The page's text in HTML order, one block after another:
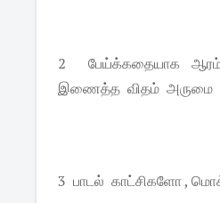
2 பேய்க்கதையாக
இணைத்த விதம் அருமை
3 பாடல் காட்சிகளோ ,